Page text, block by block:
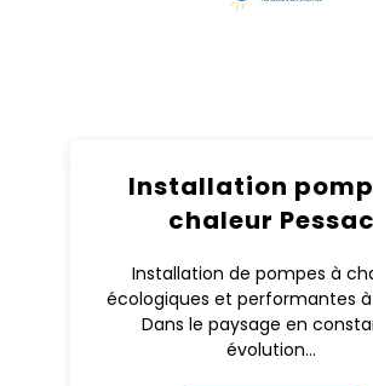
Installation
chaleur Pessac
Installation de pompes à
écologiques et performantes à
Dans le paysage en
évolution...